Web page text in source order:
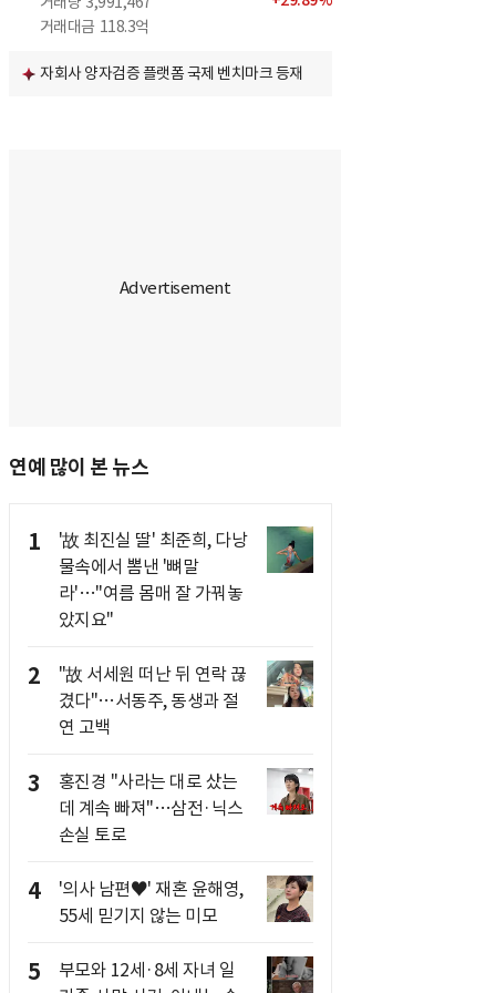
거래대금 118.3억
자회사 양자검증 플랫폼 국제 벤치마크 등재
연예 많이 본 뉴스
1
'故 최진실 딸' 최준희, 다낭
물속에서 뽐낸 '뼈말
라'…"여름 몸매 잘 가꿔놓
았지요"
2
"故 서세원 떠난 뒤 연락 끊
겼다"…서동주, 동생과 절
연 고백
3
홍진경 "사라는 대로 샀는
데 계속 빠져"…삼전·닉스
손실 토로
4
'의사 남편♥' 재혼 윤해영,
55세 믿기지 않는 미모
5
부모와 12세·8세 자녀 일